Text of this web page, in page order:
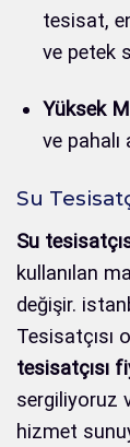
tesisat,
ve petek
Yüksek
ve pahalı
Su
Su
kullanılan
değişir.
Tesisatçısı
tesisatçısı
sergiliyoruz
hizmet